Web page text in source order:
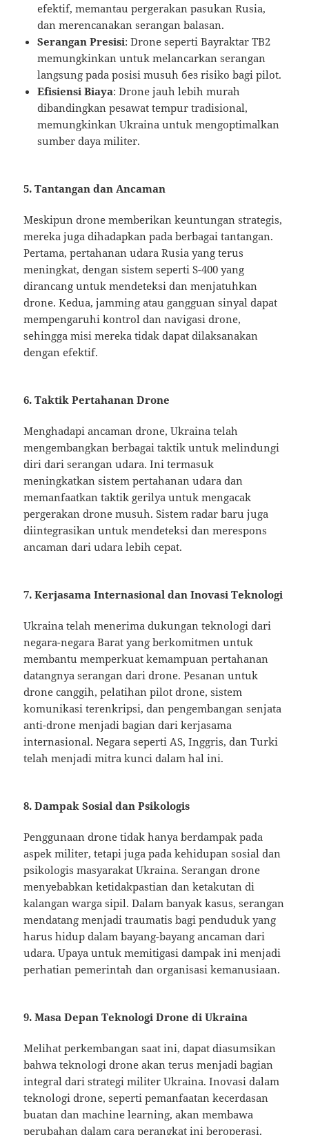
efektif, memantau pergerakan pasukan Rusia,
dan merencanakan serangan balasan.
Serangan Presisi: Drone seperti Bayraktar TB2
memungkinkan untuk melancarkan serangan
langsung pada posisi musuh без risiko bagi pilot.
Efisiensi Biaya: Drone jauh lebih murah
dibandingkan pesawat tempur tradisional,
memungkinkan Ukraina untuk mengoptimalkan
sumber daya militer.
5. Tantangan dan Ancaman
Meskipun drone memberikan keuntungan strategis,
mereka juga dihadapkan pada berbagai tantangan.
Pertama, pertahanan udara Rusia yang terus
meningkat, dengan sistem seperti S-400 yang
dirancang untuk mendeteksi dan menjatuhkan
drone. Kedua, jamming atau gangguan sinyal dapat
mempengaruhi kontrol dan navigasi drone,
sehingga misi mereka tidak dapat dilaksanakan
dengan efektif.
6. Taktik Pertahanan Drone
Menghadapi ancaman drone, Ukraina telah
mengembangkan berbagai taktik untuk melindungi
diri dari serangan udara. Ini termasuk
meningkatkan sistem pertahanan udara dan
memanfaatkan taktik gerilya untuk mengacak
pergerakan drone musuh. Sistem radar baru juga
diintegrasikan untuk mendeteksi dan merespons
ancaman dari udara lebih cepat.
7. Kerjasama Internasional dan Inovasi Teknologi
Ukraina telah menerima dukungan teknologi dari
negara-negara Barat yang berkomitmen untuk
membantu memperkuat kemampuan pertahanan
datangnya serangan dari drone. Pesanan untuk
drone canggih, pelatihan pilot drone, sistem
komunikasi terenkripsi, dan pengembangan senjata
anti-drone menjadi bagian dari kerjasama
internasional. Negara seperti AS, Inggris, dan Turki
telah menjadi mitra kunci dalam hal ini.
8. Dampak Sosial dan Psikologis
Penggunaan drone tidak hanya berdampak pada
aspek militer, tetapi juga pada kehidupan sosial dan
psikologis masyarakat Ukraina. Serangan drone
menyebabkan ketidakpastian dan ketakutan di
kalangan warga sipil. Dalam banyak kasus, serangan
mendatang menjadi traumatis bagi penduduk yang
harus hidup dalam bayang-bayang ancaman dari
udara. Upaya untuk memitigasi dampak ini menjadi
perhatian pemerintah dan organisasi kemanusiaan.
9. Masa Depan Teknologi Drone di Ukraina
Melihat perkembangan saat ini, dapat diasumsikan
bahwa teknologi drone akan terus menjadi bagian
integral dari strategi militer Ukraina. Inovasi dalam
teknologi drone, seperti pemanfaatan kecerdasan
buatan dan machine learning, akan membawa
perubahan dalam cara perangkat ini beroperasi.